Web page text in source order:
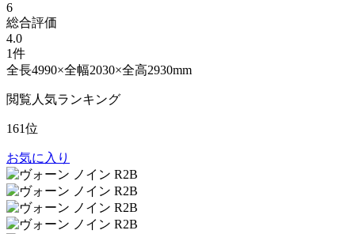
6
総合評価
4.0
1件
全長4990×全幅2030×全高2930mm
閲覧人気ランキング
161位
お気に入り